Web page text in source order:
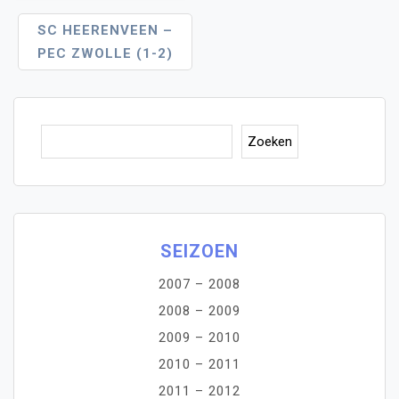
SC HEERENVEEN –
PEC ZWOLLE (1-2)
Zoeken
SEIZOEN
2007 – 2008
2008 – 2009
2009 – 2010
2010 – 2011
2011 – 2012